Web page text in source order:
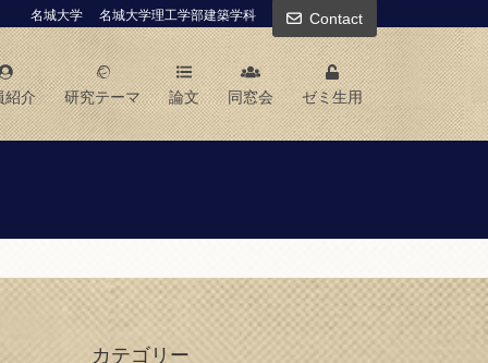
名城大学 名城大学理工学部建築学科 Contact
紹介 研究テーマ 論文 同窓会 ゼミ生用
カテゴリー